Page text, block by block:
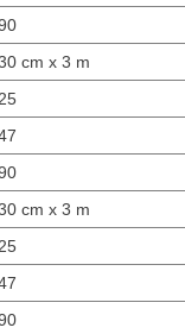
cm x 3 m
cm x 3 m